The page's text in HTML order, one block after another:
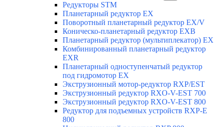
Редукторы STM
Планетарный редуктор ЕХ
Поворотный планетарный редуктор EX/V
Коническо-планетарный редуктор ЕХВ
Планетарный редуктор (мультиплекатор) ЕХ
Комбинированный планетарный редуктор
ЕХR
Планетарный одноступенчатый редуктор
под гидромотор ЕХ
Экструзионный мотор-редуктор RXP/EST
Экструзионный редуктор RXO-V-EST 700
Экструзионный редуктор RXO-V-EST 800
Редуктор для подъемных устройств RXP-E
800